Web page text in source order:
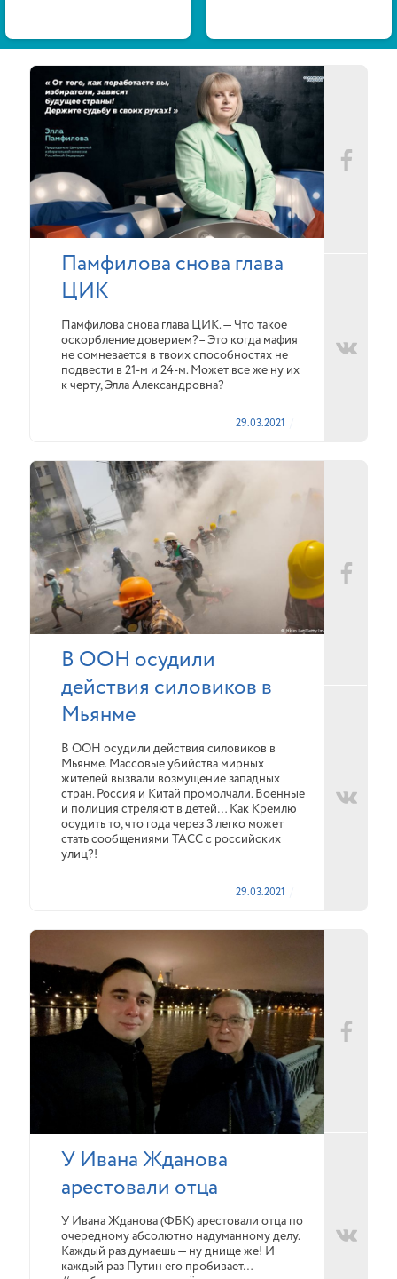
Памфилова снова глава
ЦИК
Памфилова снова глава ЦИК. — Что такое
оскорбление доверием?– Это когда мафия
не сомневается в твоих способностях не
подвести в 21-м и 24-м. Может все же ну их
к черту, Элла Александровна?
29.03.2021
В ООН осудили
действия силовиков в
Мьянме
В ООН осудили действия силовиков в
Мьянме. Массовые убийства мирных
жителей вызвали возмущение западных
стран. Россия и Китай промолчали. Военные
и полиция стреляют в детей… Как Кремлю
осудить то, что года через 3 легко может
стать сообщениями ТАСС с российских
улиц?!
29.03.2021
У Ивана Жданова
арестовали отца
У Ивана Жданова (ФБК) арестовали отца по
очередному абсолютно надуманному делу.
Каждый раз думаешь — ну днище же! И
каждый раз Путин его пробивает…